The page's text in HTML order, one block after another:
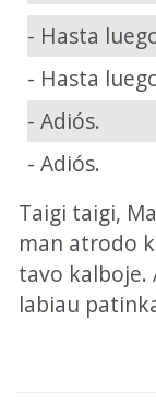
- Hasta
- Hasta
- Adiós.
- Adiós.
Taigi taigi,
man atrodo
tavo kalboje.
labiau